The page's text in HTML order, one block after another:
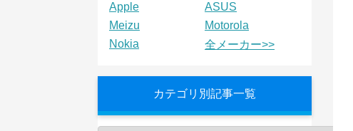
Apple
ASUS
Meizu
Motorola
Nokia
全メーカー>>
カテゴリ別記事一覧